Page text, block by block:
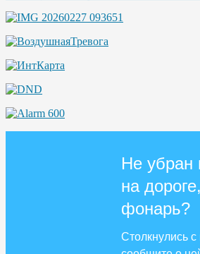
Не убран
на
фонарь?
Столкнулись